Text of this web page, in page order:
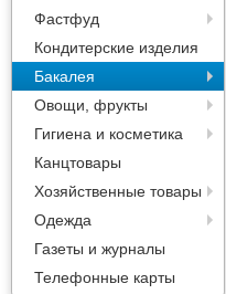
Фастфуд
Кондитерские изделия
Бакалея
Овощи, фрукты
Гигиена и косметика
Канцтовары
Хозяйственные товары
Одежда
Газеты и журналы
Телефонные карты